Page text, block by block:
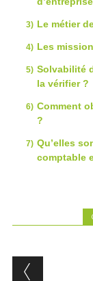
Le métier
Les
Solvabilité
la vérifier ?
Comment
?
Qu’elles
comptable
Post